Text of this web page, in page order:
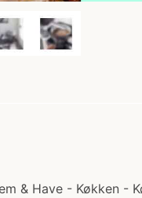
& Have - Køkken -